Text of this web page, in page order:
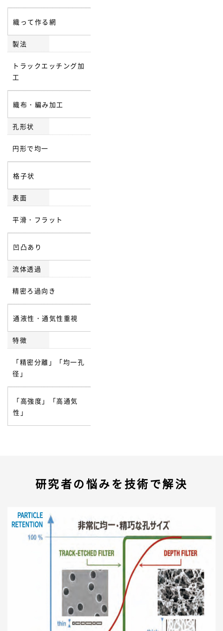
織って作る網
製法
トラックエッチング加
工
織布・編み加工
孔形状
円形で均一
格子状
表面
平滑・フラット
凹凸あり
流体透過
精密ろ過向き
通液性・通気性重視
特徴
「精密分離」「均一孔
径」
「高強度」「高通気
性」
研究者の悩みを技術で解決